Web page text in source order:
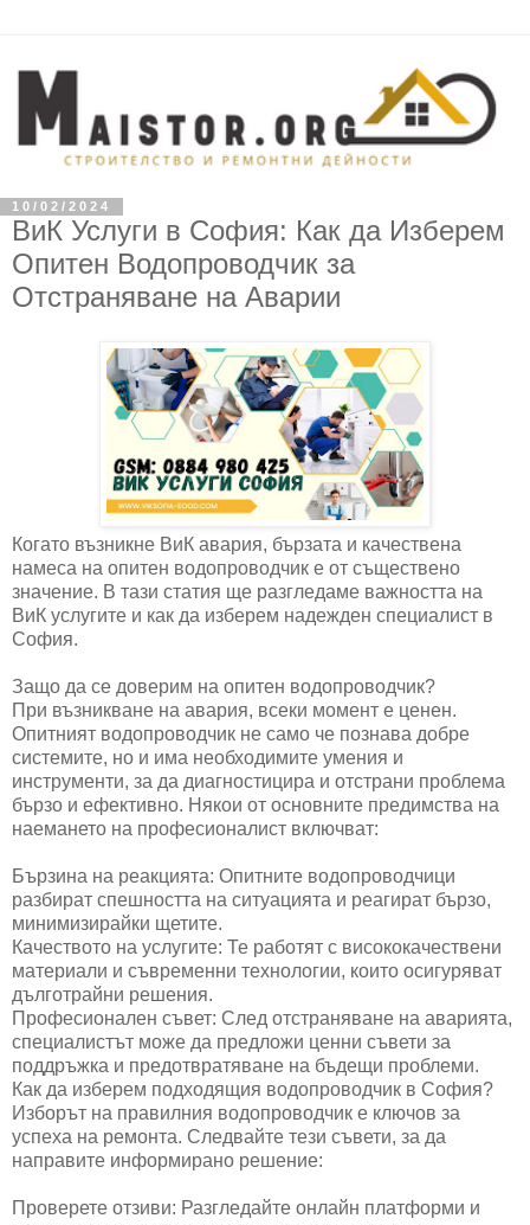
10/02/2024
ВиК Услуги в София: Как да Изберем
Опитен Водопроводчик за
Отстраняване на Аварии
Когато възникне ВиК авария, бързата и качествена
намеса на опитен водопроводчик е от съществено
значение. В тази статия ще разгледаме важността на
ВиК услугите и как да изберем надежден специалист в
София.
Защо да се доверим на опитен водопроводчик?
При възникване на авария, всеки момент е ценен.
Опитният водопроводчик не само че познава добре
системите, но и има необходимите умения и
инструменти, за да диагностицира и отстрани проблема
бързо и ефективно. Някои от основните предимства на
наемането на професионалист включват:
Бързина на реакцията: Опитните водопроводчици
разбират спешността на ситуацията и реагират бързо,
минимизирайки щетите.
Качеството на услугите: Те работят с висококачествени
материали и съвременни технологии, които осигуряват
дълготрайни решения.
Професионален съвет: След отстраняване на аварията,
специалистът може да предложи ценни съвети за
поддръжка и предотвратяване на бъдещи проблеми.
Как да изберем подходящия водопроводчик в София?
Изборът на правилния водопроводчик е ключов за
успеха на ремонта. Следвайте тези съвети, за да
направите информирано решение:
Проверете отзиви: Разгледайте онлайн платформи и